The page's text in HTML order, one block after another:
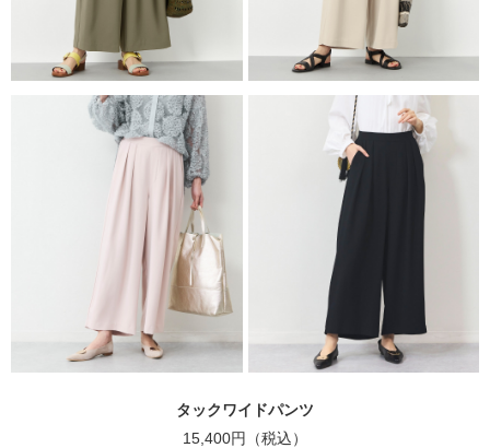
タックワイドパンツ
15,400円（税込）